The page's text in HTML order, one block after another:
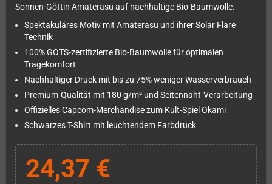
Sonnen-Göttin Amaterasu auf nachhaltige Bio-Baumwolle.
Spektakuläres Motiv mit Amaterasu und ihrer Solar Flare
Technik
100% GOTS-zertifizierte Bio-Baumwolle für optimalen
Tragekomfort
Nachhaltiger Druck mit bis zu 75% weniger Wasserverbrauch
Premium-Qualität mit 180 g/m² und Seitennaht-Verarbeitung
Offizielles Capcom-Merchandise zum Kult-Spiel Okami
Schwarzes T-Shirt mit leuchtendem Farbdruck
24,37 €